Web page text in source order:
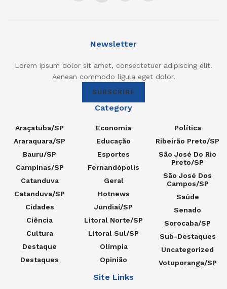
Newsletter
Lorem ipsum dolor sit amet, consectetuer adipiscing elit.
Aenean commodo ligula eget dolor.
SUBSCRIBE
Category
Araçatuba/SP
Araraquara/SP
Bauru/SP
Campinas/SP
Catanduva
Catanduva/SP
Cidades
Ciência
Cultura
Destaque
Destaques
Economia
Educação
Esportes
Fernandópolis
Geral
Hotnews
Jundiaí/SP
Litoral Norte/SP
Litoral Sul/SP
Olímpia
Opinião
Política
Ribeirão Preto/SP
São José Do Rio
Preto/SP
São José Dos
Campos/SP
Saúde
Senado
Sorocaba/SP
Sub-Destaques
Uncategorized
Votuporanga/SP
Site Links